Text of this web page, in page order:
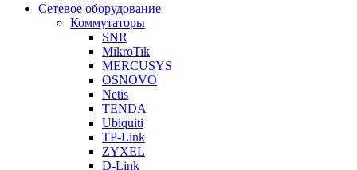
Сетевое оборудование
Коммутаторы
SNR
MikroTik
MERCUSYS
OSNOVO
Netis
TENDA
Ubiquiti
TP-Link
ZYXEL
D-Link